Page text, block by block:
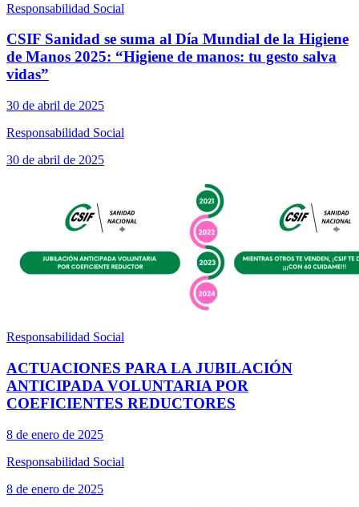
Responsabilidad Social
CSIF Sanidad se suma al Día Mundial de la Higiene
de Manos 2025: “Higiene de manos: tu gesto salva
vidas”
30 de abril de 2025
Responsabilidad Social
30 de abril de 2025
Responsabilidad Social
ACTUACIONES PARA LA JUBILACIÓN
ANTICIPADA VOLUNTARIA POR
COEFICIENTES REDUCTORES
8 de enero de 2025
Responsabilidad Social
8 de enero de 2025